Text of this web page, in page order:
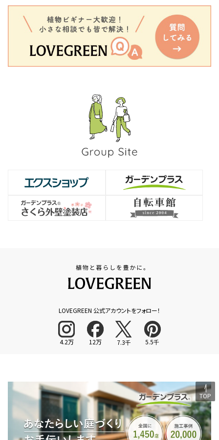
LOVEGREEN 公式アカウントをフォロー！
4.2万 12万 7.3千 5.5千
TOP